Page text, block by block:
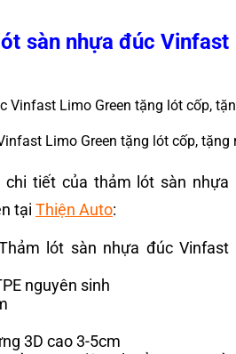
sàn nhựa đúc Vinfast
Limo Green tặng lót cốp, tặng
tiết của thảm lót sàn nhựa
tại Thiện Auto:
lót sàn nhựa đúc Vinfast
nguyên sinh
3D cao 3-5cm